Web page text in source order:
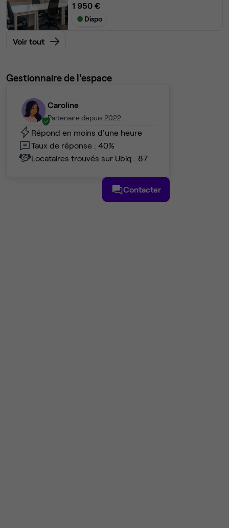
1 950 €
Dispo
Voir tout
Gestionnaire de l'espace
Caroline
Partenaire depuis 2022
Répond en moins d'une heure
Taux de réponse : 40%
Locataires trouvés sur Ubiq : 87
Contacter